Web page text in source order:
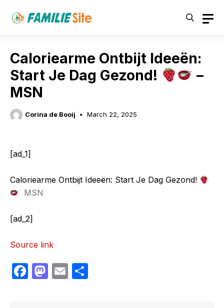
Caloriearme Ontbijt Ideeën:
Start Je Dag Gezond!
–
MSN
Corina de Booij March 22, 2025
[ad_1]
Caloriearme Ontbijt Ideeën: Start Je Dag Gezond!
MSN
[ad_2]
Source link
F
M E